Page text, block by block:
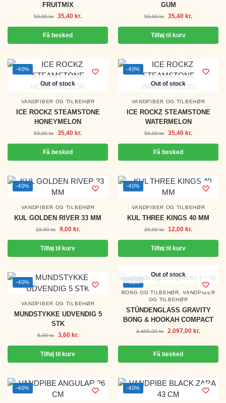
FRUITMIX
59,00kr. 35,40 kr.
Få besked
GUM
59,00kr. 35,40 kr.
Tilføj til kurv
-40%
Out of stock
VANDPIBER OG TILBEHØR
ICE ROCKZ STEAMSTONE
HONEYMELON
59,00kr. 35,40 kr.
Få besked
-40%
Out of stock
VANDPIBER OG TILBEHØR
ICE ROCKZ STEAMSTONE
WATERMELON
59,00kr. 35,40 kr.
Få besked
-40%
VANDPIBER OG TILBEHØR
KUL GOLDEN RIVER 33 MM
15,00kr. 9,00 kr.
Tilføj til kurv
-40%
VANDPIBER OG TILBEHØR
KUL THREE KINGS 40 MM
20,00kr. 12,00 kr.
Tilføj til kurv
-40%
VANDPIBER OG TILBEHØR
MUNDSTYKKE UDVENDIG 5
STK
6,00kr. 3,60 kr.
Tilføj til kurv
-40%
Out of stock
BONG OG TILBEHØR ,VANDPIBER
OG TILBEHØR
STÜNDENGLASS GRAVITY
BONG & HOOKAH COMPACT
3.495,00kr. 2.097,00 kr.
Få besked
-40% -40%